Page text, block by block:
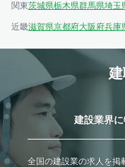
関東茨城県栃木県群馬県埼玉
近畿滋賀県京都府大阪府兵庫
建設業界に
全国の建設業の求人を掲